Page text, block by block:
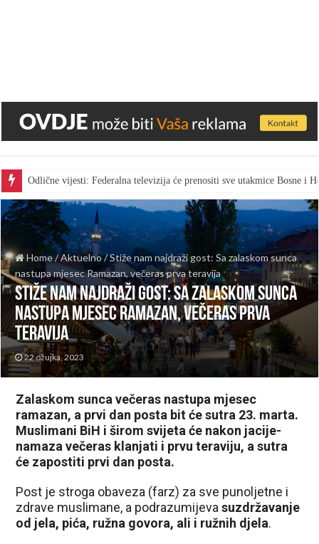
Odlične vijesti: Federalna televizija će prenositi sve utakmice Bosne i
Home/Aktuelno/Stiže nam najdraži gost: Sa zalaskom sunca
nastupa mjesec Ramazan, večeras prva teravija
Stiže nam najdraži gost: Sa zalaskom sunca
nastupa mjesec Ramazan, večeras prva
teravija
22 ožujka, 2023
Zalaskom sunca večeras nastupa mjesec
ramazan, a prvi dan posta bit će sutra 23. marta.
Muslimani BiH i širom svijeta će nakon jacije-
namaza večeras klanjati i prvu teraviju, a sutra
će zapostiti prvi dan posta.
Post je stroga obaveza (farz) za sve punoljetne i
zdrave muslimane, a podrazumijevasuzdržavanje
od jela, pića, ružna govora, ali i ružnih djela.